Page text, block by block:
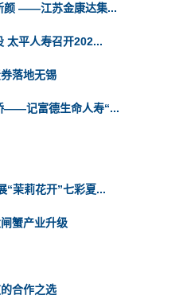
颜 ——江苏金康达集...
太平人寿召开202...
落地无锡
——记富德生命人寿“...
“茉莉花开”七彩夏...
蟹产业升级
合作之选